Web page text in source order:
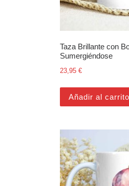
Taza Brillante con
Sumergiéndose
23,95 €
Añadir al carrito